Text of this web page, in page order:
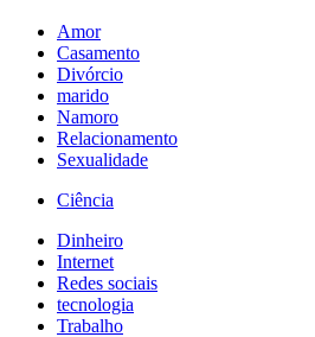
Amor
Casamento
Divórcio
marido
Namoro
Relacionamento
Sexualidade
Ciência
Dinheiro
Internet
Redes sociais
tecnologia
Trabalho